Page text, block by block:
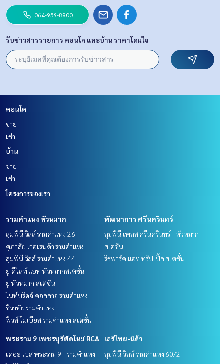
064-959-8900
รับข่าวสารรายการ คอนโด และบ้าน ราคาโดนใจ
คอนโด
ขาย
เช่า
บ้าน
ขาย
เช่า
โครงการของเรา
รามคำแหง หัวหมาก
ลุมพินี วิลล์ รามคำแหง 26
ศุภาลัย เวอเรนด้า รามคำแหง
ลุมพินี วิลล์ รามคำแหง 44
ยู ดีไลท์ แอท หัวหมากสเตชั่น
ยู หัวหมาก สเตชั่น
ไนท์บริดจ์ คอลลาจ รามคำแหง
ชีวาทัย รามคำแหง
ฟิวส์ โมเบียส รามคำแหง สเตชั่น
พัฒนาการ ศรีนครินทร์
ลุมพินี เพลส ศรีนครินทร์ - หัวหมาก
สเตชั่น
ริชพาร์ค แอท ทริปเปิ้ล สเตชั่น
พระราม 9 เพชรบุรีตัดใหม่ RCA
เดอะ เบส พระราม 9 - รามคำแหง
เสรีไทย-นิด้า
ลุมพินี วิลล์ รามคำแหง 60/2